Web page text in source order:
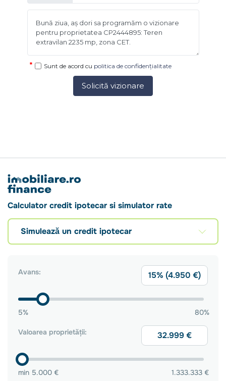
Sunt de acord cu politica de confidențialitate
Solicită vizionare